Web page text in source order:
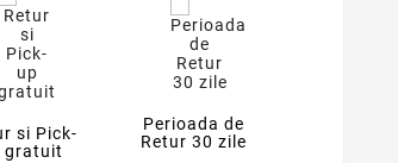
si Pick-
gratuit
Perioada de
Retur 30 zile